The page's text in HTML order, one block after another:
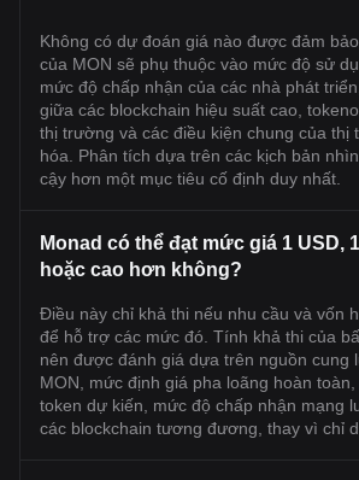
Không có dự đoán giá nào được đảm
của MON sẽ phụ thuộc vào mức độ sử
mức độ chấp nhận của các nhà phát
giữa các blockchain hiệu suất cao,
thị trường và các điều kiện chung của thị
hóa. Phân tích dựa trên các kịch bản
cậy hơn một mục tiêu cố định duy nhất.
Monad có thể đạt mức giá 1 USD,
hoặc cao hơn không?
Điều này chỉ khả thi nếu nhu cầu và vốn
để hỗ trợ các mức đó. Tính khả thi của
nên được đánh giá dựa trên nguồn cung
MON, mức định giá pha loãng hoàn
token dự kiến, mức độ chấp nhận mạng
các blockchain tương đương, thay vì chỉ